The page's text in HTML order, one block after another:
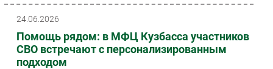
24.06.2026
Помощь рядом: в МФЦ Кузбасса участников
СВО встречают с персонализированным
подходом